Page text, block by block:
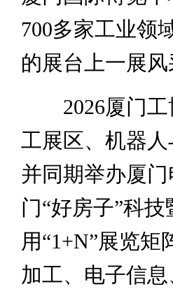
700多家工业领
的展台上一展风
2026厦门工
工展区、机器
并同期举办厦
门“好房子”科
用“1+N”展览
加工、电子信